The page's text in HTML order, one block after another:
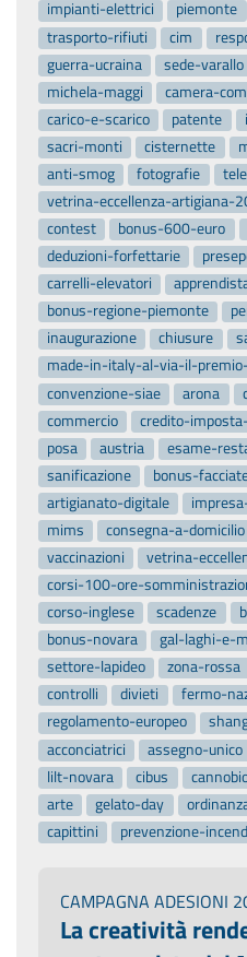
impianti-elettrici
piemonte
trasporto-rifiuti
cim
guerra-ucraina
sede-varallo
michela-maggi
camera-
carico-e-scarico
patente
sacri-monti
cisternette
anti-smog
fotografie
vetrina-eccellenza-artigiana-
contest
bonus-600-euro
deduzioni-forfettarie
carrelli-elevatori
bonus-regione-piemonte
inaugurazione
chiusure
made-in-italy-al-via-il-
convenzione-siae
arona
commercio
credito-
posa
austria
esame-
sanificazione
bonus-
artigianato-digitale
mims
consegna-a-domicilio
vaccinazioni
vetrina-
corsi-100-ore-
corso-inglese
scadenze
bonus-novara
gal-laghi-e-
settore-lapideo
zona-rossa
controlli
divieti fermo-
regolamento-europeo
acconciatrici
assegno-unico
lilt-novara
cibus
arte
gelato-day
capittini
prevenzione-
CAMPAGNA ADESIONI
La creatività